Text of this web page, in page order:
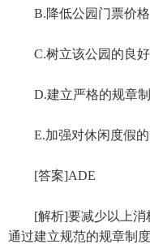
B.降低公园门票价格
C.树立该公园的良好
D.建立严格的规章
E.加强对休闲度假的
[答案]ADE
[解析]要减少以上消极
通过建立规范的规章制